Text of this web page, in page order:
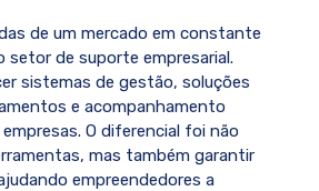
de um mercado em constante
setor de suporte empresarial.
sistemas de gestão, soluções
e acompanhamento
O diferencial foi não
mas também garantir
empreendedores a